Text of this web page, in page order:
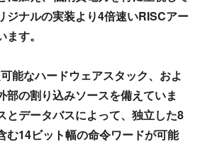
ジナルの実装より4倍速いRISCアー
す。
能なハードウェアスタック、およ
部の割り込みソースを備えていま
とデータバスによって、独立した8
む14ビット幅の命令ワードが可能